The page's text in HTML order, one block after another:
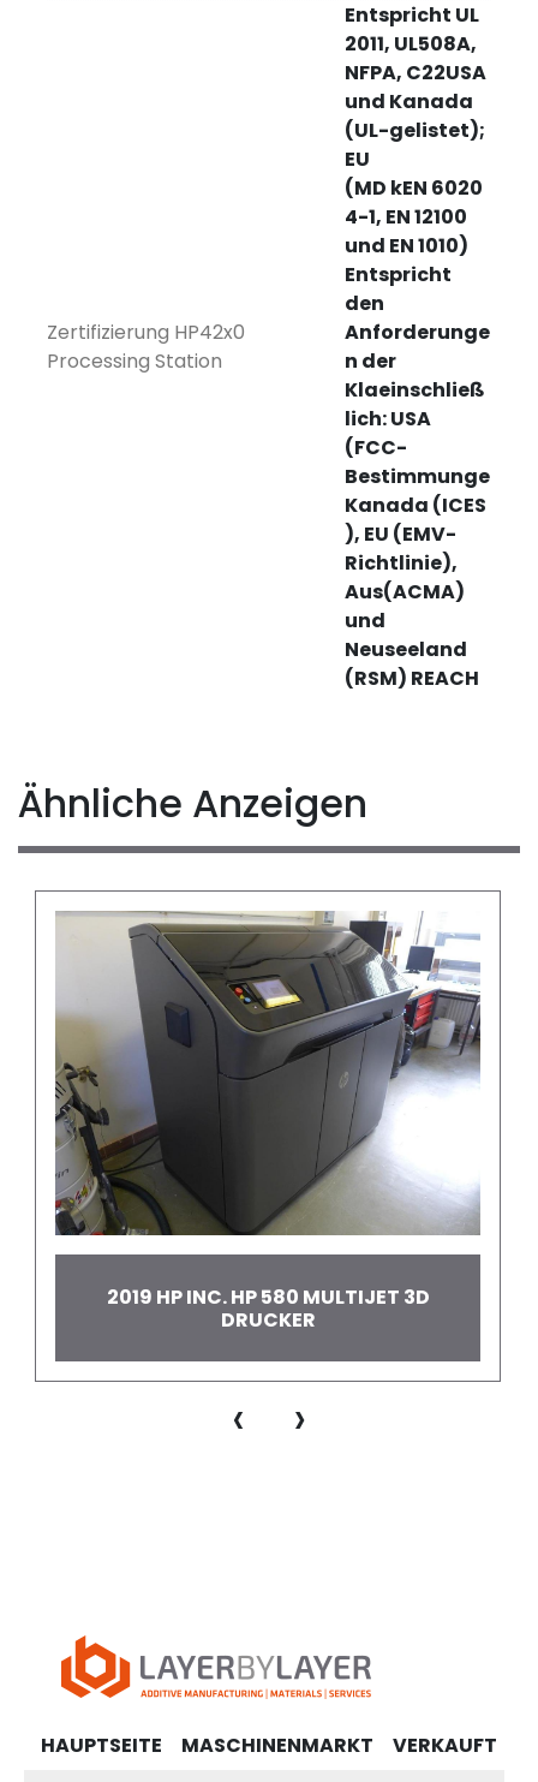
Zertifizierung HP42x0
Processing Station
Entspricht UL
2011, UL508A,
NFPA, C22USA
und Kanada
(UL-gelistet);
EU
(MD kEN 6020
4-1, EN 12100
und EN 1010)
Entspricht
den
Anforderunge
n der
Klaeinschließ
lich: USA
(FCC-
Bestimmunge
Kanada (ICES
), EU (EMV-
Richtlinie),
Aus(ACMA)
und
Neuseeland
(RSM) REACH
Ähnliche Anzeigen
2019 HP INC. HP 580 MULTIJET 3D
DRUCKER
‹ ›
HAUPTSEITE MASCHINENMARKT
VERKAUFT